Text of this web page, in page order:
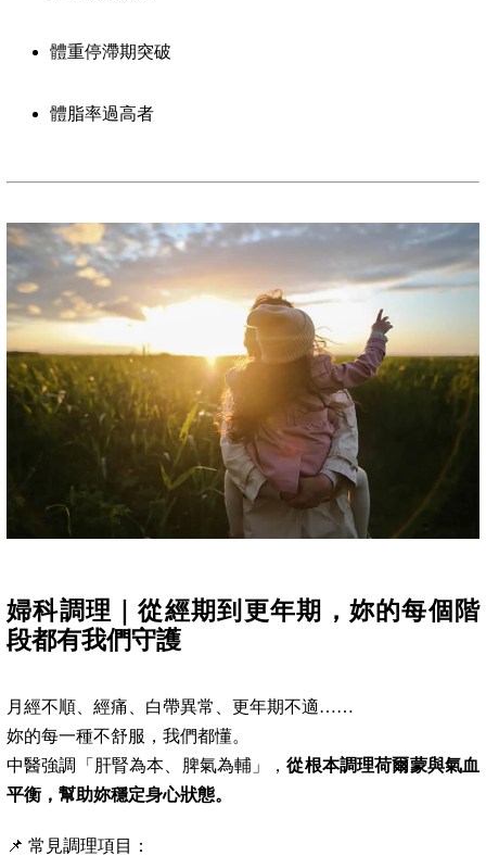
體重停滯期突破
體脂率過高者
婦科調理｜從經期到更年期，妳的每個階
段都有我們守護
月經不順、經痛、白帶異常、更年期不適……
妳的每一種不舒服，我們都懂。
中醫強調「肝腎為本、脾氣為輔」，從根本調理荷爾蒙與氣血
平衡，幫助妳穩定身心狀態。
📌 常見調理項目：